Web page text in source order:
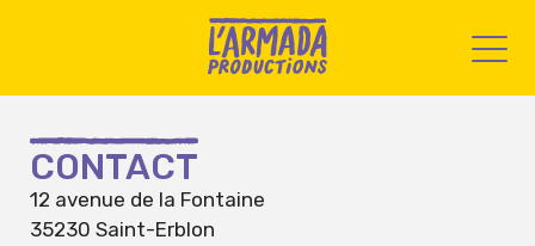
CONTACT
12 avenue de la Fontaine
35230 Saint-Erblon